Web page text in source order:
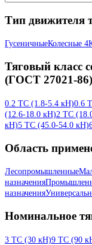
Тип движителя
ГусеничныеКолесные
Тяговый класс
(ГОСТ 27021-86)
0.2 ТС (1.8-5.4 кН)0.6
(12.6-18.0 кН)2 ТС
кН)5 ТС (45.0-54.0 кН)
Область
Лесопромышленные
назначения
назначения
Номинальное
3 ТС (30 кН)9 ТС (90